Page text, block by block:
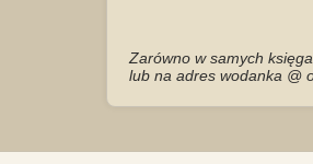
Zarówno w samych
lub na adres wodanka @